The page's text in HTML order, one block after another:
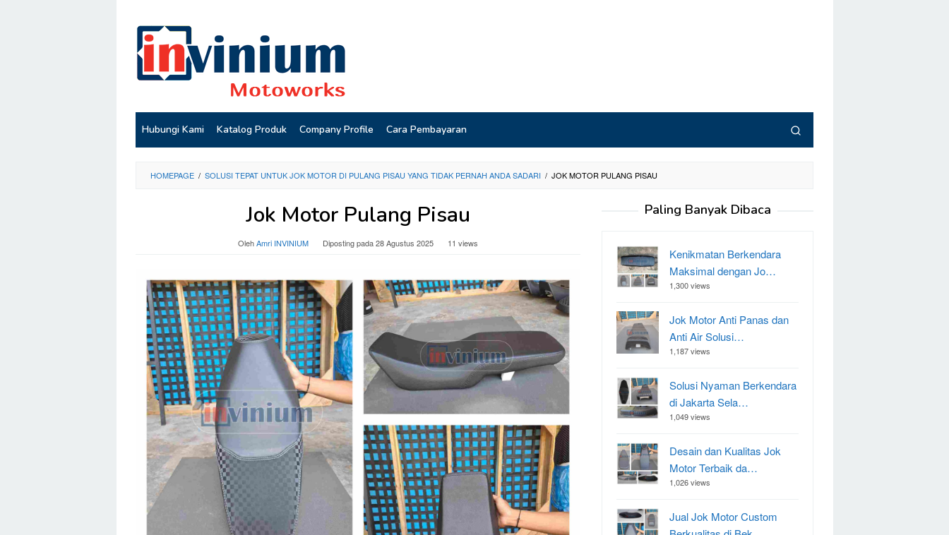
konten
Hubungi Kami Katalog Produk Company Profile Cara Pembayaran
HOMEPAGE / SOLUSI TEPAT UNTUK JOK MOTOR DI PULANG PISAU YANG TIDAK PERNAH ANDA SADARI / JOK MOTOR PULANG PISAU
Jok Motor Pulang Pisau
OlehAmri INVINIUM Diposting pada28 Agustus 2025 11 views
Paling Banyak Dibaca
Kenikmatan Berkendara
Maksimal dengan Jo…
1,300 views
Jok Motor Anti Panas dan
Anti Air Solusi…
1,187 views
Solusi Nyaman Berkendara
di Jakarta Sela…
1,049 views
Desain dan Kualitas Jok
Motor Terbaik da…
1,026 views
Jual Jok Motor Custom